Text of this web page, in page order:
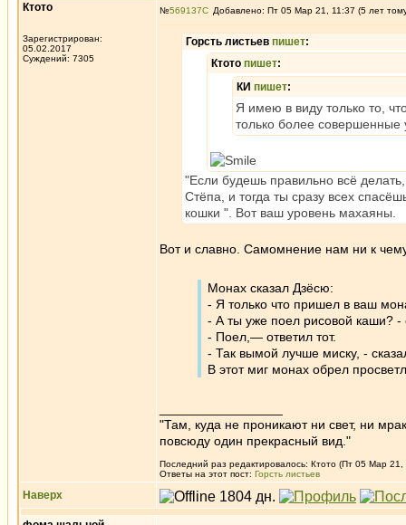
Ктото
Зарегистрирован:
05.02.2017
Суждений: 7305
№569137 Добавлено: Пт 05 Мар 21, 11:37 (5 лет
Горсть листьев пишет:
Ктото пишет:
КИ пишет:
Я имею в виду только то,
только более совершенные
"Если будешь правильно всё
Стёпа, и тогда ты сразу всех
кошки ". Вот ваш уровень махаяны.
Вот и славно. Самомнение нам ни к
Монах сказал Дзёсю:
- Я только что пришел в ваш
- А ты уже поел рисовой каши? -
- Поел,— ответил тот.
- Так вымой лучше миску, -
В этот миг монах обрел
"Там, куда не проникают ни свет, ни
повсюду один прекрасный вид."
Последний раз редактировалось: Ктото (Пт 05 Мар 21,
Ответы на этот пост: Горсть листьев
Наверх